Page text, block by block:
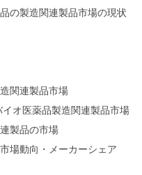
製造関連製品市場の現状
関連製品市場
オ医薬品製造関連製品市場
製品の市場
場動向・メーカーシェア